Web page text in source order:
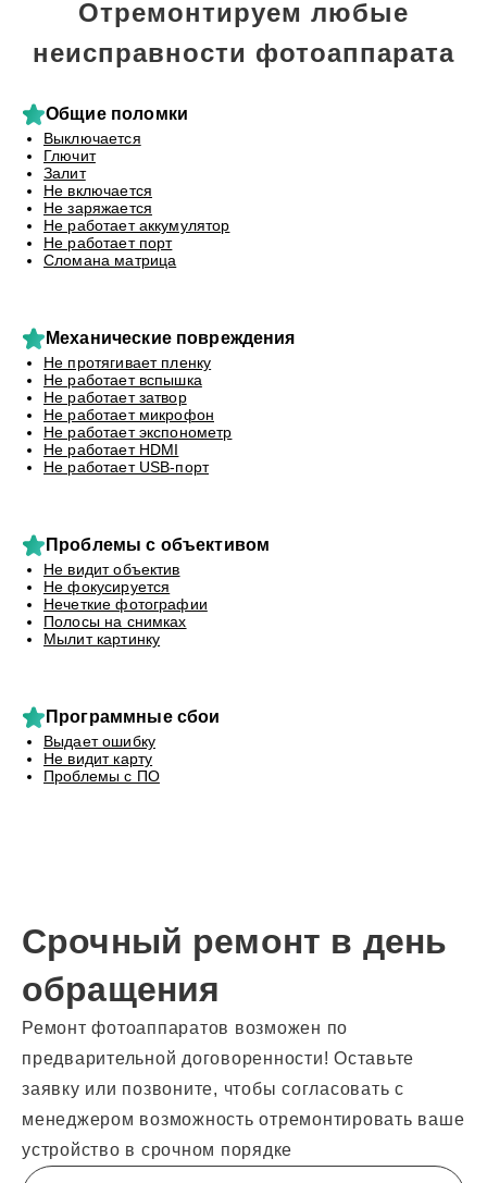
Отремонтируем любые
неисправности фотоаппарата
Общие поломки
Выключается
Глючит
Залит
Не включается
Не заряжается
Не работает аккумулятор
Не работает порт
Сломана матрица
Механические повреждения
Не протягивает пленку
Не работает вспышка
Не работает затвор
Не работает микрофон
Не работает экспонометр
Не работает HDMI
Не работает USB-порт
Проблемы с объективом
Не видит объектив
Не фокусируется
Нечеткие фотографии
Полосы на снимках
Мылит картинку
Программные сбои
Выдает ошибку
Не видит карту
Проблемы с ПО
Срочный ремонт в день
обращения
Ремонт фотоаппаратов возможен по
предварительной договоренности! Оставьте
заявку или позвоните, чтобы согласовать с
менеджером возможность отремонтировать ваше
устройство в срочном порядке